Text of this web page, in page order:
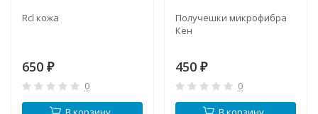
Rcl кожа
650 ₽
0
Получешки микрофибра
Кен
450 ₽
0